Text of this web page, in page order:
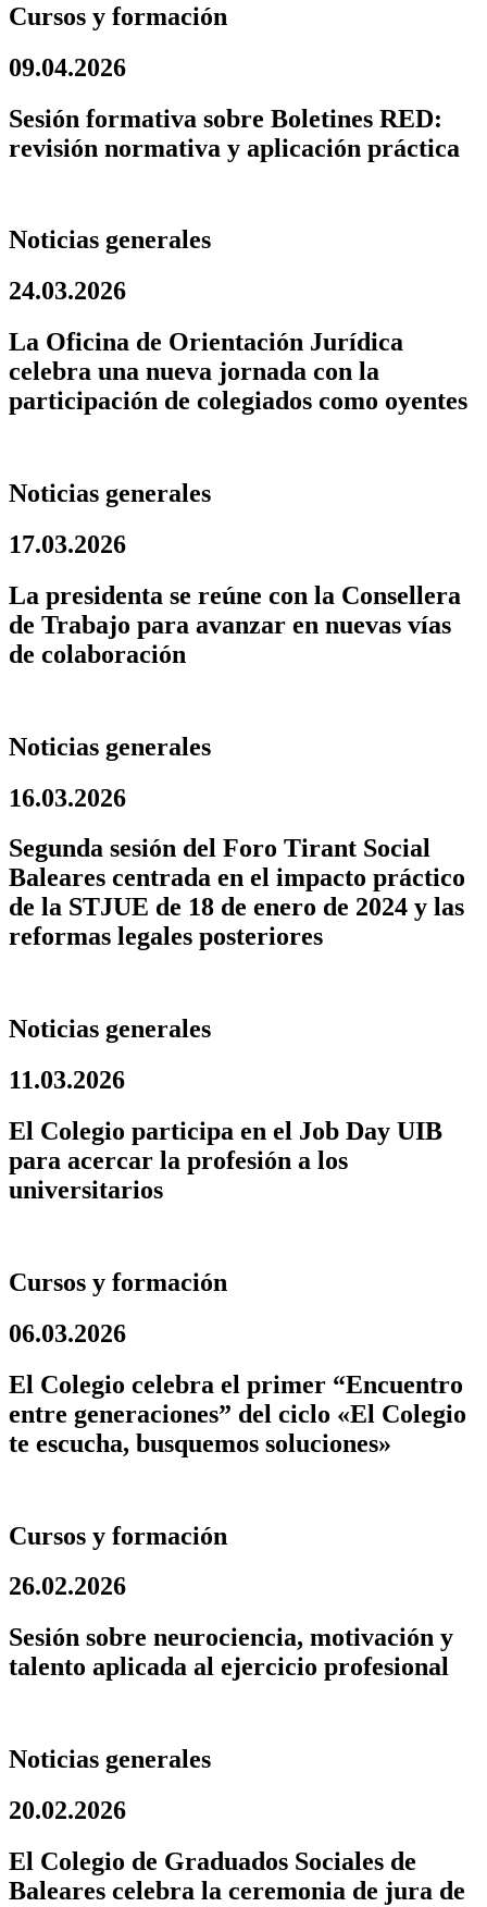
Cursos y formación
09.04.2026
Sesión formativa sobre Boletines RED:
revisión normativa y aplicación práctica
Noticias generales
24.03.2026
La Oficina de Orientación Jurídica
celebra una nueva jornada con la
participación de colegiados como oyentes
Noticias generales
17.03.2026
La presidenta se reúne con la Consellera
de Trabajo para avanzar en nuevas vías
de colaboración
Noticias generales
16.03.2026
Segunda sesión del Foro Tirant Social
Baleares centrada en el impacto práctico
de la STJUE de 18 de enero de 2024 y las
reformas legales posteriores
Noticias generales
11.03.2026
El Colegio participa en el Job Day UIB
para acercar la profesión a los
universitarios
Cursos y formación
06.03.2026
El Colegio celebra el primer “Encuentro
entre generaciones” del ciclo «El Colegio
te escucha, busquemos soluciones»
Cursos y formación
26.02.2026
Sesión sobre neurociencia, motivación y
talento aplicada al ejercicio profesional
Noticias generales
20.02.2026
El Colegio de Graduados Sociales de
Baleares celebra la ceremonia de jura de